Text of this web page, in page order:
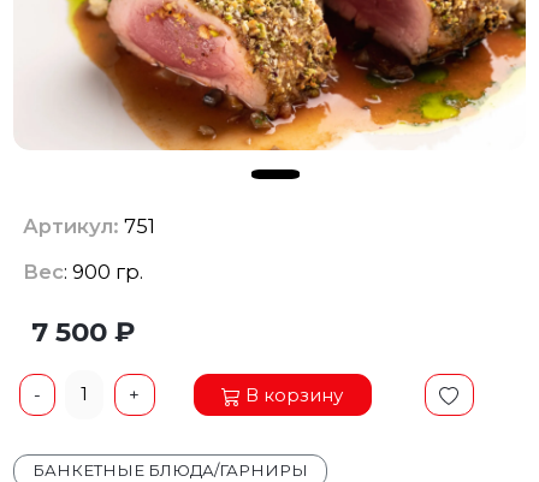
Артикул: 751
Вес: 900 гр.
7 500 ₽
- 1 + В корзину
БАНКЕТНЫЕ БЛЮДА/ГАРНИРЫ